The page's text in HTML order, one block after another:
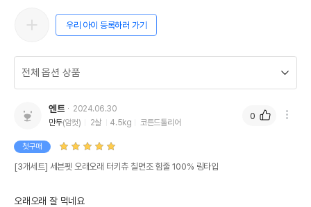
우리 아이 등록하러 가기
엔트
2024.06.30
만두(암컷) 2살 4.5kg 코튼드툴리어
첫구매
[3개세트] 세븐펫 오래오래 터키츄 칠면조 힘줄 100% 링타입
오래오래 잘 먹네요
0